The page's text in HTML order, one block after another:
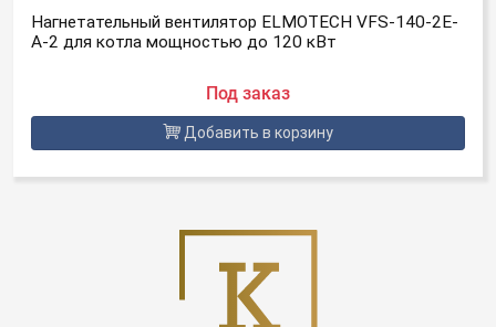
Нагнетательный вентилятор ELMOTECH VFS-140-2E-
A-2 для котла мощностью до 120 кВт
Под заказ
Добавить в корзину